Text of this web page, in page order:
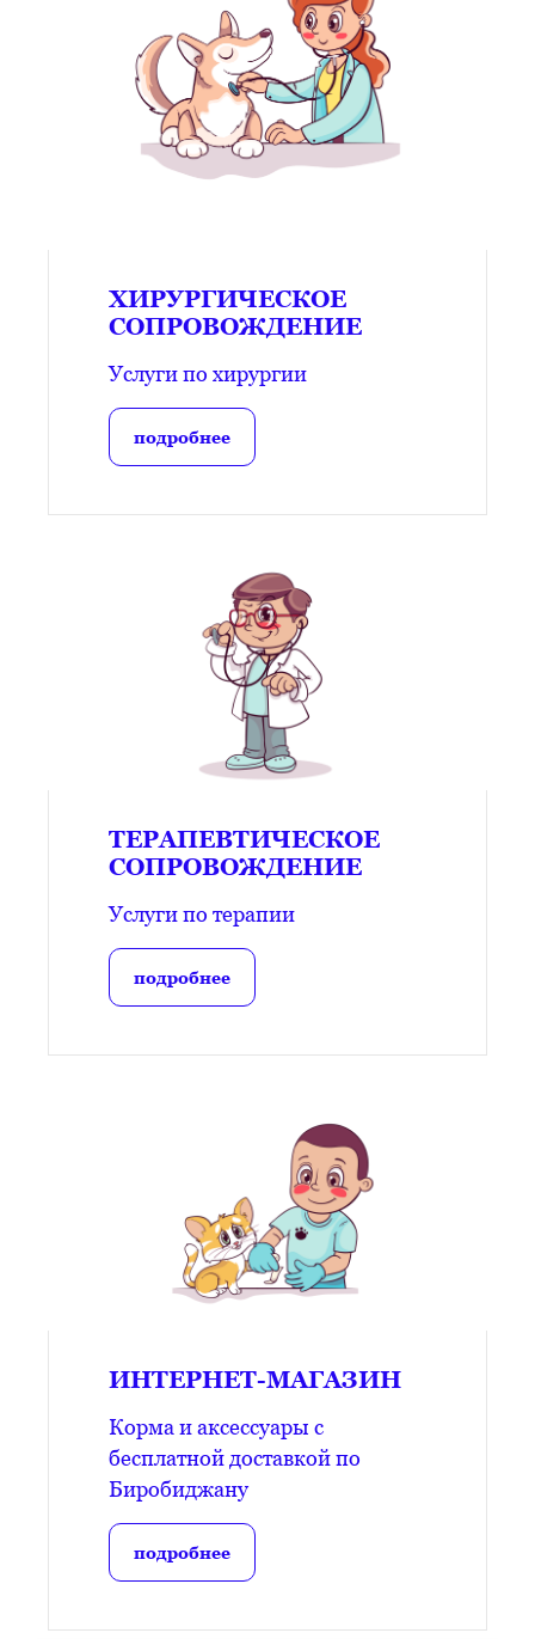
ХИРУРГИЧЕСКОЕ
СОПРОВОЖДЕНИЕ
Услуги по хирургии
подробнее
ТЕРАПЕВТИЧЕСКОЕ
СОПРОВОЖДЕНИЕ
Услуги по терапии
подробнее
ИНТЕРНЕТ-МАГАЗИН
Корма и аксессуары с
бесплатной доставкой по
Биробиджану
подробнее